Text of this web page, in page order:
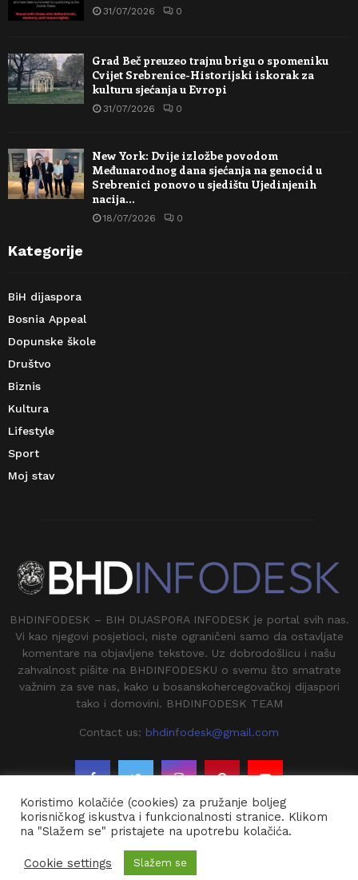
31/07/2026 0
Grad Beč preuzeo trajnu brigu o spomeniku
Cvijet Srebrenice-Historijski iskorak za
kulturu sjećanja u Evropi
31/07/2026 0
New York: Dvije izložbe povodom
Međunarodnog dana sjećanja na genocid u
Srebrenici ponovo u sjedištu Ujedinjenih
nacija…
18/07/2026 0
Kategorije
BiH dijaspora
Bosnia Appeal
Dopunske škole
Društvo
Biznis
Kultura
Lifestyle
Sport
Moj stav
BHDINFODESK – BIH DIJASPORA INFODESK je portal svih nas.
Vi kao njegovi posjetioci, niste ograničeni samo da ostavljate
komentare na objavljene tekstove. Uz dobrodošlicu i našu
zahvalnost pišite na BHDINFODESKU o svemu što smatrate
važnim za sve nas, kako u bosanskohercegovačkoj dijaspori
tako i domovini. BHDINFODESK TEAM
Contact us: bhdinfodesk@gmail.com
@2020 - BHDINFODESK. All Right Reserved.
Koristimo kolačiće (cookies) za pružanje boljeg
korisničkog iskustva i funkcionalnosti stranice. Klikom
na "Slažem se" pristajete na upotrebu kolačića.
Cookie settings Slažem se